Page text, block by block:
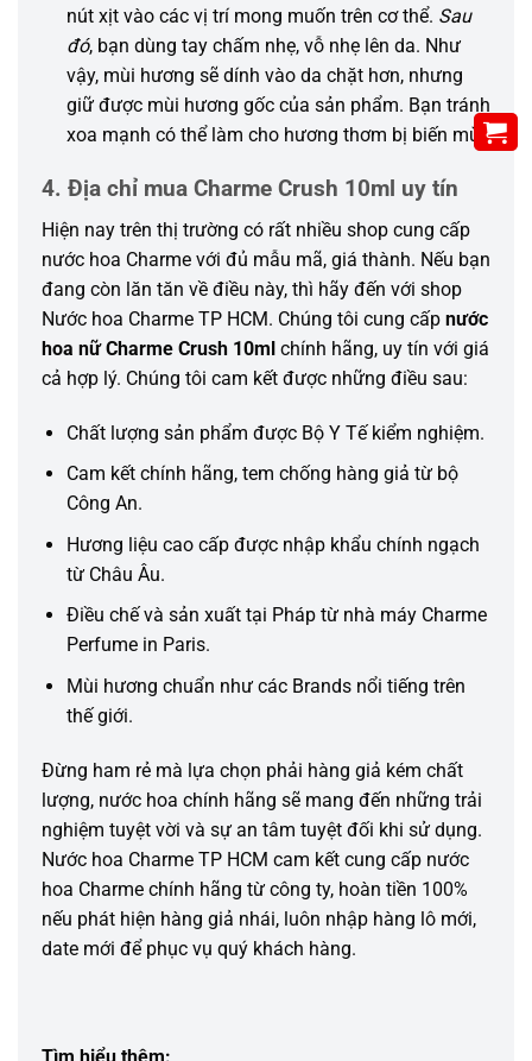
nút xịt vào các vị trí mong muốn trên cơ thể. Sau
đó, bạn dùng tay chấm nhẹ, vỗ nhẹ lên da. Như
vậy, mùi hương sẽ dính vào da chặt hơn, nhưng
giữ được mùi hương gốc của sản phẩm. Bạn tránh
xoa mạnh có thể làm cho hương thơm bị biến mùi.
4. Địa chỉ mua Charme Crush 10ml uy tín
Hiện nay trên thị trường có rất nhiều shop cung cấp
nước hoa Charme với đủ mẫu mã, giá thành. Nếu bạn
đang còn lăn tăn về điều này, thì hãy đến với shop
Nước hoa Charme TP HCM. Chúng tôi cung cấp nước
hoa nữ Charme Crush 10ml chính hãng, uy tín với giá
cả hợp lý. Chúng tôi cam kết được những điều sau:
Chất lượng sản phẩm được Bộ Y Tế kiểm nghiệm.
Cam kết chính hãng, tem chống hàng giả từ bộ
Công An.
Hương liệu cao cấp được nhập khẩu chính ngạch
từ Châu Âu.
Điều chế và sản xuất tại Pháp từ nhà máy Charme
Perfume in Paris.
Mùi hương chuẩn như các Brands nổi tiếng trên
thế giới.
Đừng ham rẻ mà lựa chọn phải hàng giả kém chất
lượng, nước hoa chính hãng sẽ mang đến những trải
nghiệm tuyệt vời và sự an tâm tuyệt đối khi sử dụng.
Nước hoa Charme TP HCM cam kết cung cấp nước
hoa Charme chính hãng từ công ty, hoàn tiền 100%
nếu phát hiện hàng giả nhái, luôn nhập hàng lô mới,
date mới để phục vụ quý khách hàng.